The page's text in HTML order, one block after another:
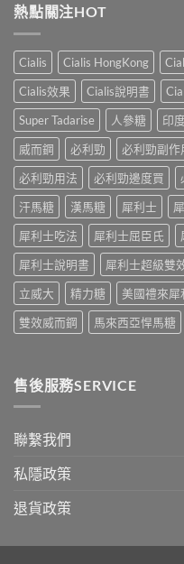
果
樣？
副
作
用
大
嗎？〉
買？
從
來
不
是
性
福
終
點〉
中
西
副
作
用
全
解
析：
見
反
應、
生
率〉
中
士
（Cialis
利
士，
他
達
拉
非）
效
與
藥
持
續
完
整
指
南：
30
分
效、
最
小
正
確
法
香
熱點關注HOT
Cialis Cialis HongKong
Cialis效果
Cialis說明書
Super Tadarise
人參糖 印
威而鋼
必利勁 必利勁副作
必利勁用法
必利勁邊度買
汗馬糖
漢馬糖 犀利士
犀利士吃法
犀利士屈臣氏
犀利士說明書
犀利士超級雙
立威大
精力糖 美國禮來犀
雙效威而鋼
馬來西亞悍馬糖
售後服務SERVICE
聯繫我們
私隱政策
退貨政策